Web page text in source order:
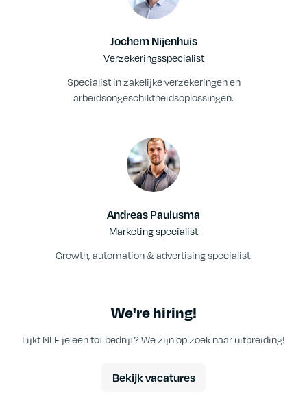
Jochem Nijenhuis
Verzekeringsspecialist
Specialist in zakelijke verzekeringen en
arbeidsongeschiktheidsoplossingen.
Andreas Paulusma
Marketing specialist
Growth, automation & advertising specialist.
We're hiring!
Lijkt NLF je een tof bedrijf? We zijn op zoek naar uitbreiding!
Bekijk vacatures